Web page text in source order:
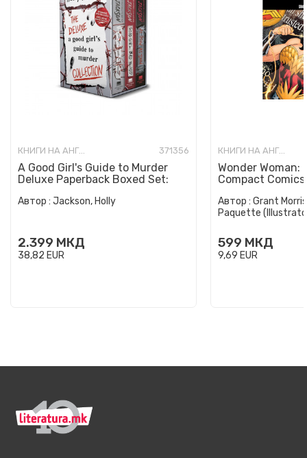
КНИГИ НА АНГЛИСКИ ЈАЗИК 371356
A Good Girl's Guide to Murder
Deluxe Paperback Boxed Set:
Автор : Jackson, Holly
2.399 МКД
38,82 EUR
КНИГИ НА АНГЛИСКИ ЈАЗИК
Wonder Woman:
Compact
Автор : Grant
Paquette
599 МКД
9,69 EUR